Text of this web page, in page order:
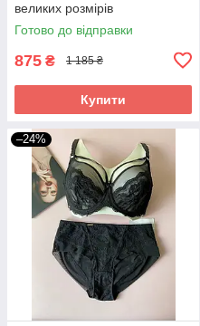
великих розмірів
Готово до відправки
875 ₴ 1 185 ₴
Купити
–24%